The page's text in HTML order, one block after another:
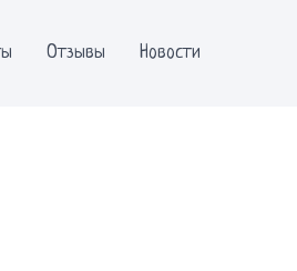
Отзывы Новости